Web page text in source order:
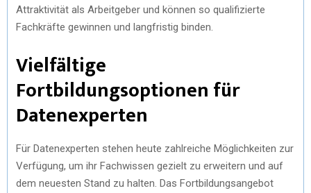
Attraktivität als Arbeitgeber und können so qualifizierte
Fachkräfte gewinnen und langfristig binden.
Vielfältige
Fortbildungsoptionen für
Datenexperten
Für Datenexperten stehen heute zahlreiche Möglichkeiten zur
Verfügung, um ihr Fachwissen gezielt zu erweitern und auf
dem neuesten Stand zu halten. Das Fortbildungsangebot